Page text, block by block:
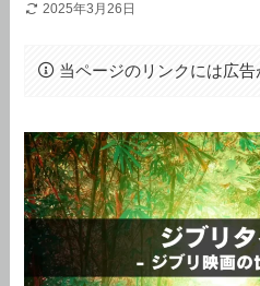
2025年3月26日
当ページのリンクには広告